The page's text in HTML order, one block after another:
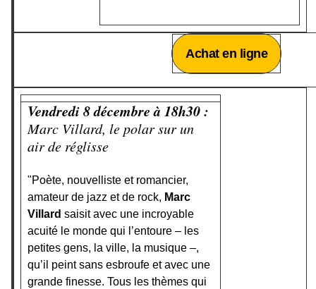
Achat en ligne
Vendredi 8 décembre à 18h30 :
Marc Villard, le polar sur un
air de réglisse
"Poète, nouvelliste et romancier,
amateur de jazz et de rock, Marc
Villard saisit avec une incroyable
acuité le monde qui l’entoure – les
petites gens, la ville, la musique –,
qu’il peint sans esbroufe et avec une
grande finesse. Tous les thèmes qui